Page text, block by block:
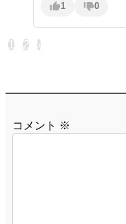
1 0
1 2 ›
コメント ※